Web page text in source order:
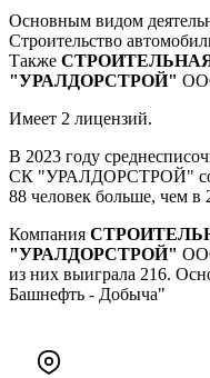
Основным видом
Строительство
Также
"УРАЛДОРСТРОЙ"
Имеет 2 лицензий.
В 2023 году
СК "УРАЛДОРСТРОЙ"
88 человек больше, чем в
Компания
"УРАЛДОРСТРОЙ"
из них выиграла 216.
Башнефть - Добыча"